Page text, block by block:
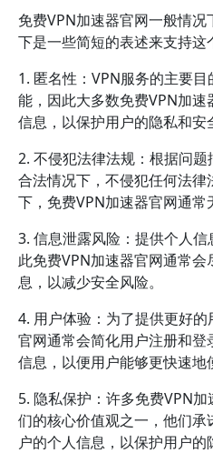
免费VPN加速器官网一般情
下是一些简短的表述来支持这
1. 匿名性：VPN服务的主要
能，因此大多数免费VPN加
信息，以保护用户的隐私和安
2. 不侵犯法律法规：根据问
合法情况下，不侵犯任何法
下，免费VPN加速器官网通常
3. 信息泄露风险：提供个人
此免费VPN加速器官网通常
息，以减少安全风险。
4. 用户体验：为了提供更好
官网通常会简化用户注册和
信息，以便用户能够更快速地
5. 隐私保护：许多免费VPN
们的核心价值观之一，他们
户的个人信息，以保护用户的